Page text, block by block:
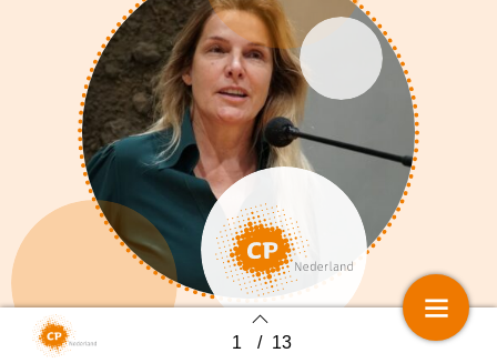
Back to index 1 / 13